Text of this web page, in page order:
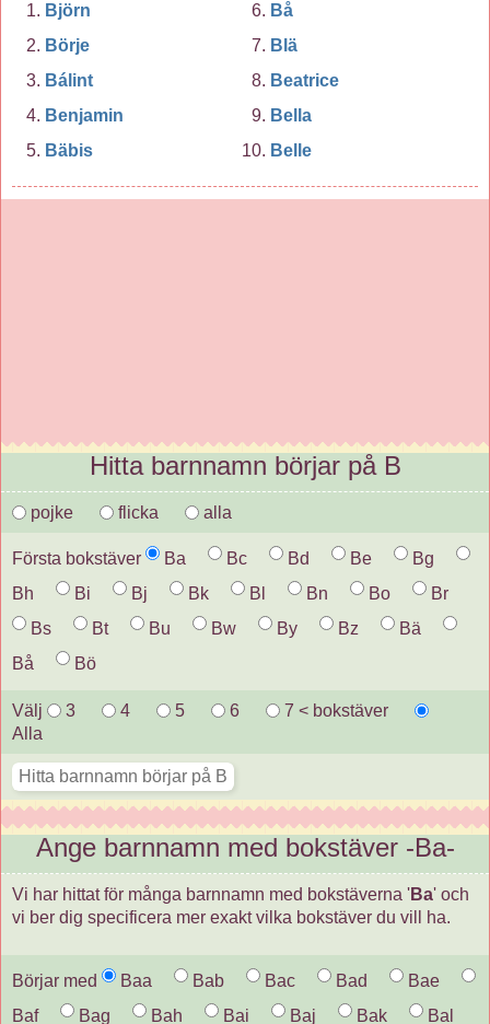
Björn
Börje
Bálint
Benjamin
Bäbis
Bå
Blä
Beatrice
Bella
Belle
Hitta barnnamn börjar på B
pojke flicka alla
Första bokstäver Ba Bc Bd Be
Bg
Bh
Bi Bj Bk Bl Bn Bo
Br
Bs
Bt Bu Bw By Bz
Bä
Bå
Bö
Välj 3 4 5 6
7 < bokstäver
Alla
Ange barnnamn med bokstäver -Ba-
Vi har hittat för många barnnamn med bokstäverna 'Ba' och
vi ber dig specificera mer exakt vilka bokstäver du vill ha.
Börjar med Baa Bab Bac Bad
Bae
Baf
Bag Bah Bai Baj Bak
Bal